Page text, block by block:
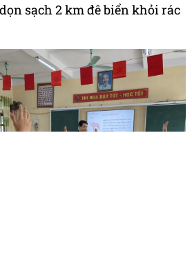
sạch 2 km đê biển khỏi rác